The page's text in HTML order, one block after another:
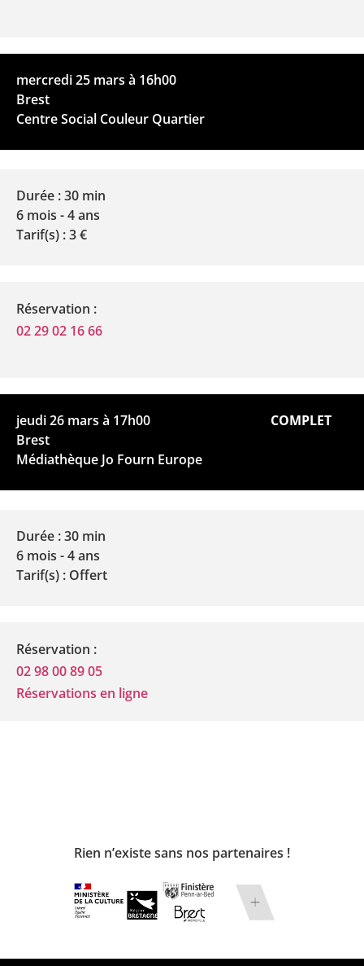
mercredi 25 mars à 16h00
Brest
Centre Social Couleur Quartier
Durée : 30 min
6 mois - 4 ans
Tarif(s) : 3 €
Réservation :
02 29 02 16 66
jeudi 26 mars à 17h00
COMPLET
Brest
Médiathèque Jo Fourn Europe
Durée : 30 min
6 mois - 4 ans
Tarif(s) : Offert
Réservation :
02 98 00 89 05
Réservations en ligne
Rien n’existe sans nos partenaires !